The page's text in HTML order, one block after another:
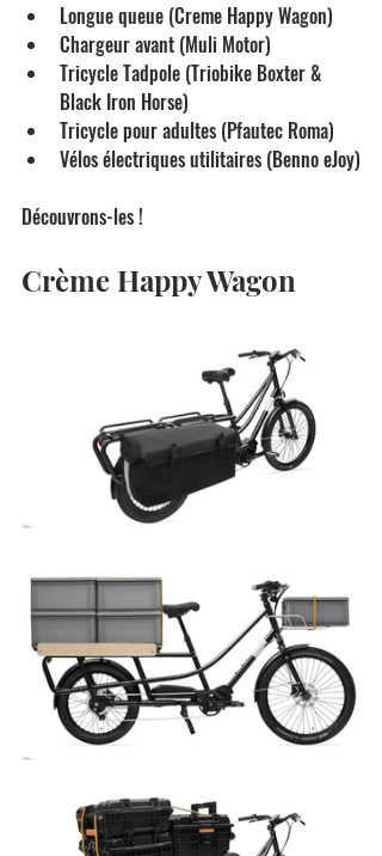
Longue queue (Creme Happy Wagon)
Chargeur avant (Muli Motor)
Tricycle Tadpole (Triobike Boxter &
Black Iron Horse)
Tricycle pour adultes (Pfautec Roma)
Vélos électriques utilitaires (Benno eJoy)
Découvrons-les !
Crème Happy Wagon